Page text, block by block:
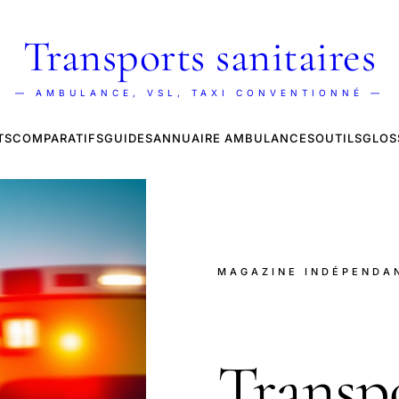
Transports sanitaires
— AMBULANCE, VSL, TAXI CONVENTIONNÉ —
COMPARATIFSGUIDESANNUAIRE AMBULANCESOUTILS
MAGAZINE